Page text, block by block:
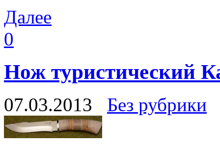
Далее
0
Нож туристический
07.03.2013 Без рубрики